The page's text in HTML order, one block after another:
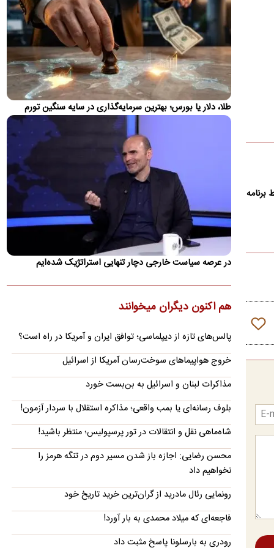
معاون رئیس‌جمهور تروریست آمریکا گفت: ایرانی‌ها افراد فوق‌العاده
دشواری هستند و یک سیستم چندپاره دارند؛ افرادی در سیستم…
حمایت ترامپ از جی دی ونس برای انتخابات ۲۰۲۸
طبق گزارش‌ها، یکی از مشاوران گفته است که رئیس جمهور به طور
خصوصی تصمیم گرفته است که ونس پس از او رهبری حزب
جمهوری خواه…
یوسف پزشکیان: اگر دولت شکست بخورد، ایران
مشاور رسانه‌ای رئیس جمهور گفت: اینکه آقای رئیس جمهور می‌گوید
اگر کسی می‌تواند تورم را کنترل کند، به میدان بیاید،…
تغییر مهم در کالابرگ؛ زمانبندی‌ شارژ اعتبار عوض شد
زمان واریز اعتبار کالابرگ برای سرپرستان خانوار با رقم آخر کدملی
چهار به بعد تغییر کرد
برای اینترنت بین‌الملل
سازمان تنظیم مقررات و ارتباطات رادیویی با رد ادعای اعمال ضریب
۲.۷ برای اینترنت بین‌الملل اعلام کرد که نحوه محاسبه مصرف…
روایت رویترز از اختلاف ایران و عمان بر سر عوارض
یک رسانه آمریکایی مدعی شد که ایران و عمان در مذاکرات برای
بازگشایی مسیر کشتیرانی در تنگه هرمز، بر سر میزان عوارض عبور…
پیش‌بینی جدید از قیمت طلا؛ هر اونس به ۴۷۰۰ دلار
می‌رسد؟
دویچه‌بانک معتقد است روند صعودی بازار جهانی طلا هنوز به پایان
تصاویر؛ حراج ۸۸ اثر فاخر از عهد تیموریان تا دوره
معاصر
نمایشگاه دومین رویداد حراج آثار فاخر هنر کلاسیک و سنتی
«رخ‌ست»اصفهان، روز چهارشنبه (۱۴ مرداد ۱۴۰۵) در تالار هنر هتل…
بیانیه خانواده علی لاریجانی
خانواده شهید لاریجانی در واکنش به اظهارات اخیر یک نماینده
مجلس درباره چگونگی شهادت وی، با صدور بیانیه‌ای خواستار
طلا، دلار یا بورس؛ بهترین سرمایه‌گذاری در سایه سنگین تورم
در عرصه سیاست خارجی دچار تنهایی استراتژیک شده‌ایم
هم اکنون دیگران میخوانند
پالس‌های تازه از دیپلماسی؛ توافق ایران و آمریکا در راه است؟
خروج هواپیماهای سوخت‌رسان آمریکا از اسرائیل
مذاکرات لبنان و اسرائیل به بن‌بست خورد
بلوف رسانه‌ای یا بمب واقعی؛ مذاکره استقلال با سردار آزمون!
شاه‌ماهی نقل و انتقالات در تور پرسپولیس؛ منتظر باشید!
محسن رضایی: اجازه باز شدن مسیر دوم در تنگه هرمز را
نخواهیم داد
رونمایی رئال مادرید از گران‌ترین خرید تاریخ خود
فاجعه‌ای که میلاد محمدی به بار آورد!
رودری به بارسلونا پاسخ مثبت داد